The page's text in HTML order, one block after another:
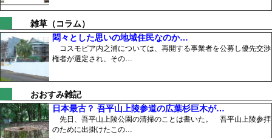
雑草（コラム）
悶々とした思いの地域住民なのか…
コスモピア内之浦については、再開する事業者を公募し優先交渉
権者が選定され、その…
おおすみ雑記
日本最古？ 吾平山上陵参道の広葉杉巨木が…
先日、吾平山上陵公園の清掃のことは書いた。 吾平山上陵参拝
のために出掛けたこの…